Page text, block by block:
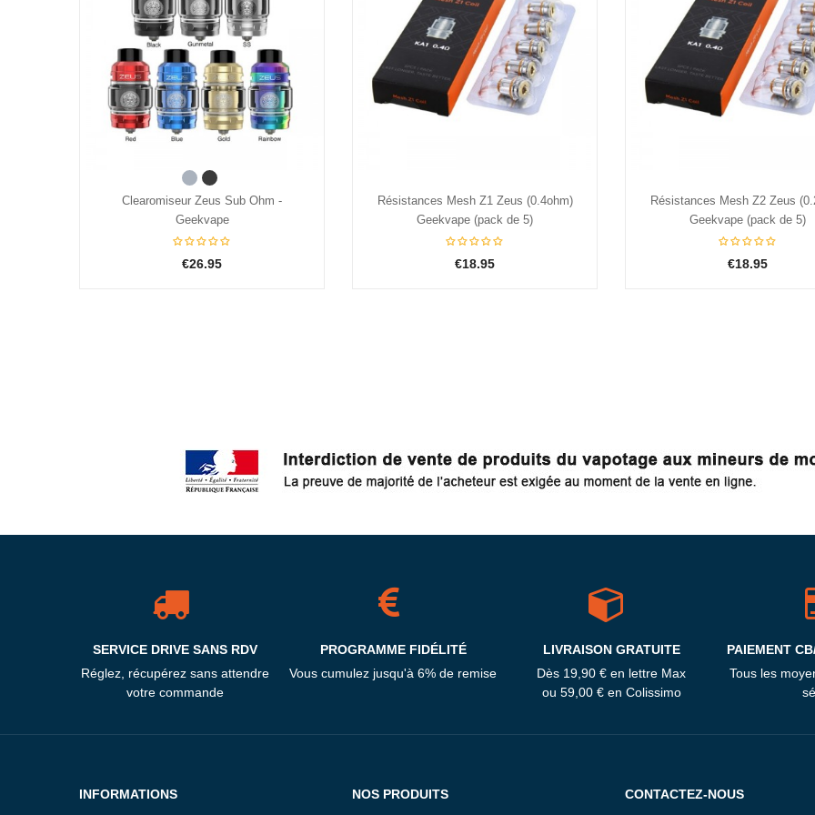
Résistances Mesh Z1 Zeus (0.4ohm)
Geekvape (pack de 5)
€18.95
Résistances Mesh Z2 Zeus (0.2ohm)
Geekvape (pack de 5)
€18.95
Clearomiseur Zeus Sub
Geekvape
€26.95
SERVICE DRIVE SANS RDV
Réglez, récupérez sans attendre
votre commande
PROGRAMME FIDÉLITÉ
Vous cumulez jusqu'à 6% de remise
LIVRAISON GRATUITE
Dès 19,90 € en lettre Max
ou 59,00 € en Colissimo
PAIEMENT
Tous les
INFORMATIONS NOS PRODUITS CONTACTEZ-NOUS